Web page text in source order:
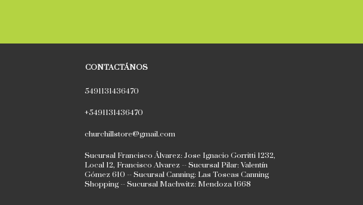
CONTACTÁNOS
5491131436470
+5491131436470
churchillstore@gmail.com
Sucursal Francisco Álvarez: Jose Ignacio Gorritti 1232,
Local 12, Francisco Alvarez -- Sucursal Pilar: Valentín
Gómez 610 -- Sucursal Canning: Las Toscas Canning
Shopping -- Sucursal Machwitz: Mendoza 1668